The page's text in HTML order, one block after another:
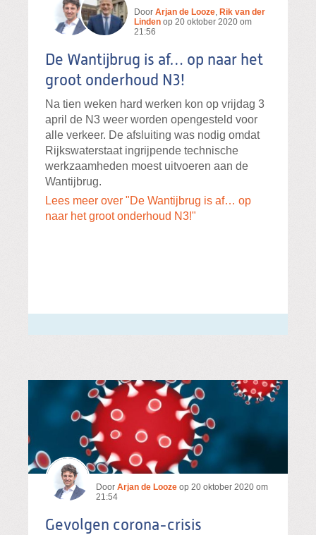
Door Arjan de Looze, Rik van der
Linden op 20 oktober 2020 om
21:56
De Wantijbrug is af… op naar het
groot onderhoud N3!
Na tien weken hard werken kon op vrijdag 3
april de N3 weer worden opengesteld voor
alle verkeer. De afsluiting was nodig omdat
Rijkswaterstaat ingrijpende technische
werkzaamheden moest uitvoeren aan de
Wantijbrug.
Lees meer over "De Wantijbrug is af… op
naar het groot onderhoud N3!"
Door Arjan de Looze op 20 oktober 2020 om
21:54
Gevolgen corona-crisis